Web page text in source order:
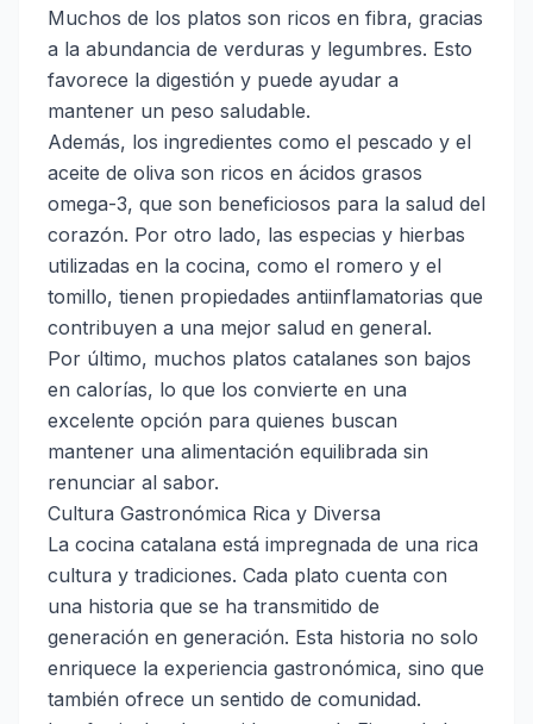
Muchos de los platos son ricos en fibra, gracias
a la abundancia de verduras y legumbres. Esto
favorece la digestión y puede ayudar a
mantener un peso saludable.
Además, los ingredientes como el pescado y el
aceite de oliva son ricos en ácidos grasos
omega-3, que son beneficiosos para la salud del
corazón. Por otro lado, las especias y hierbas
utilizadas en la cocina, como el romero y el
tomillo, tienen propiedades antiinflamatorias que
contribuyen a una mejor salud en general.
Por último, muchos platos catalanes son bajos
en calorías, lo que los convierte en una
excelente opción para quienes buscan
mantener una alimentación equilibrada sin
renunciar al sabor.
Cultura Gastronómica Rica y Diversa
La cocina catalana está impregnada de una rica
cultura y tradiciones. Cada plato cuenta con
una historia que se ha transmitido de
generación en generación. Esta historia no solo
enriquece la experiencia gastronómica, sino que
también ofrece un sentido de comunidad.